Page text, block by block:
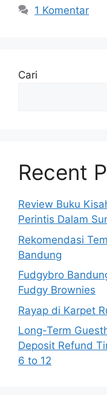
1 Komentar
Cari
Recent
Review Buku
Perintis Dalam
Rekomendasi
Bandung
Fudgybro
Fudgy Brownies
Rayap di Karpet
Long-Term
Deposit Refund
6 to 12